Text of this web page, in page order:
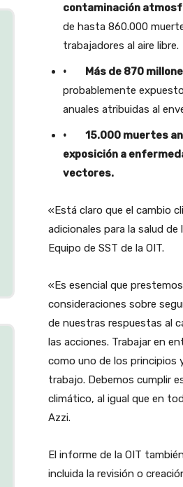
contaminación
de hasta 860.000
trabajadores al aire libre.
· Más de 870
probablemente
anuales atribuidas al
· 15.000 muertes
exposición a
vectores.
«Está claro que el cambio
adicionales para la salud
Equipo de SST de la OIT.
«Es esencial que
consideraciones sobre
de nuestras respuestas al
las acciones. Trabajar en
como uno de los principios
trabajo. Debemos cumplir
climático, al igual que en
Azzi.
El informe de la OIT
incluida la revisión o